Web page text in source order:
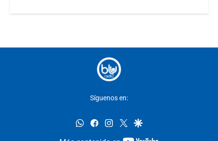
Síguenos en:
whatsappfacebookinstagram
twittergoogle